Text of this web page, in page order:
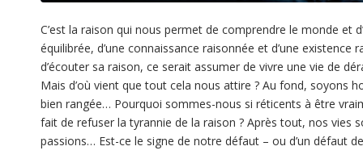
C’est la raison qui nous permet de comprendre le monde et
équilibrée, d’une connaissance raisonnée et d’une
d’écouter sa raison, ce serait assumer de vivre une vie de
Mais d’où vient que tout cela nous attire ? Au fond, soyons
bien rangée… Pourquoi sommes-nous si réticents à être
fait de refuser la tyrannie de la raison ? Après tout, nos vies
passions… Est-ce le signe de notre défaut – ou d’un défaut